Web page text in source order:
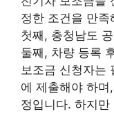
정한 조건을 만족
첫째, 충청남도
둘째, 차량 등록
보조금 신청자는
에 제출해야 하
정입니다. 하지